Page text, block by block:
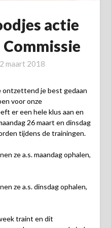
actie
maart 2018
ontzettend je best gedaan
voor onze
er een hele klus aan en
26 maart en dinsdag
tijdens de trainingen.
ze a.s. maandag ophalen,
ze a.s. dinsdag ophalen,
traint en dit